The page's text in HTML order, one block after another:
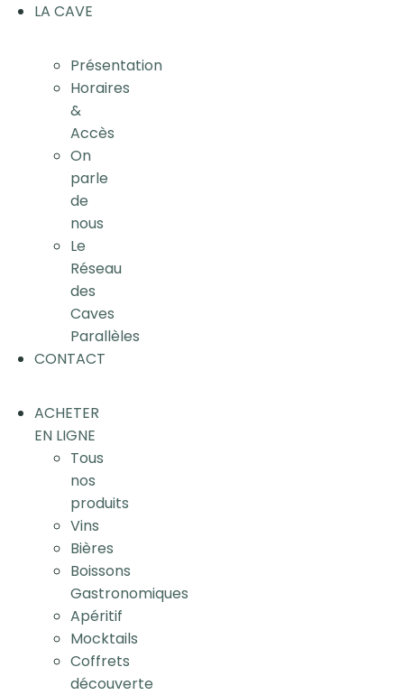
LA CAVE
Présentation
Horaires
&
Accès
On
parle
de
nous
Le
Réseau
des
Caves
Parallèles
CONTACT
ACHETER
EN LIGNE
Tous
nos
produits
Vins
Bières
Boissons
Gastronomiques
Apéritif
Mocktails
Coffrets
découverte